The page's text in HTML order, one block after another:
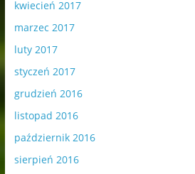
kwiecień 2017
marzec 2017
luty 2017
styczeń 2017
grudzień 2016
listopad 2016
październik 2016
sierpień 2016